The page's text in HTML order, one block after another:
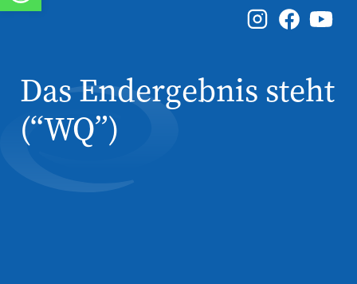
Das Endergebnis steht
(“WQ”)